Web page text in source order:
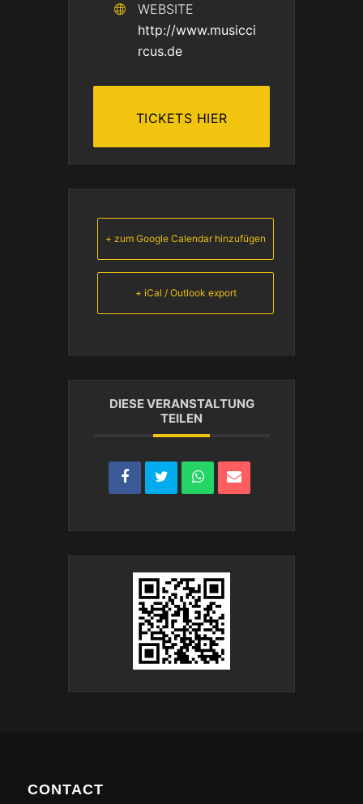
WEBSITE
http://www.musicci
rcus.de
TICKETS HIER
+ zum Google Calendar hinzufügen
+ iCal / Outlook export
DIESE VERANSTALTUNG
TEILEN
CONTACT